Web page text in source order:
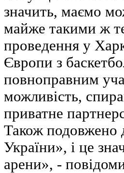
значить, маємо
майже такими ж
проведення у
Європи з
повноправним
можливість,
приватне
Також подовжено
України», і це
арени», -